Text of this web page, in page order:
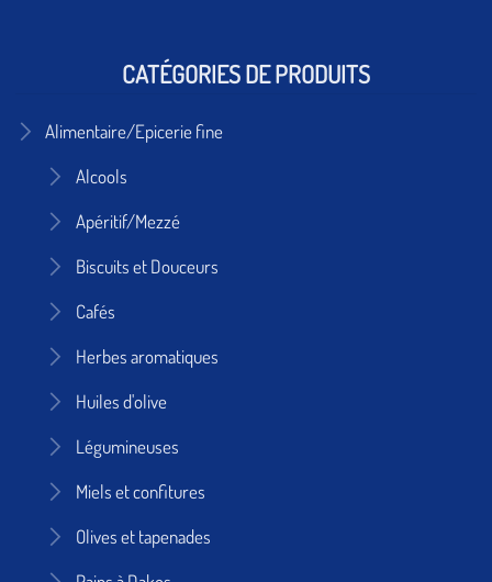
CATÉGORIES DE PRODUITS
Alimentaire/Epicerie fine
Alcools
Apéritif/Mezzé
Biscuits et Douceurs
Cafés
Herbes aromatiques
Huiles d'olive
Légumineuses
Miels et confitures
Olives et tapenades